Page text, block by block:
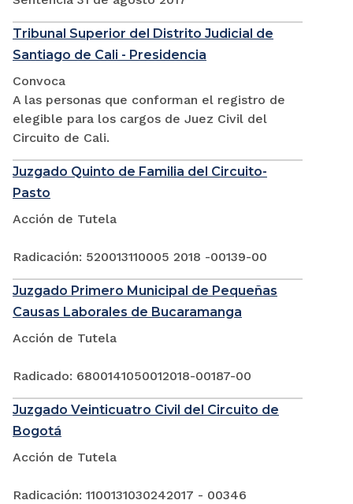
Tribunal Superior del Distrito Judicial de
Santiago de Cali - Presidencia
Convoca
A las personas que conforman el registro de
elegible para los cargos de Juez Civil del
Circuito de Cali.
Juzgado Quinto de Familia del Circuito-
Pasto
Acción de Tutela
Radicación: 520013110005 2018 -00139-00
Juzgado Primero Municipal de Pequeñas
Causas Laborales de Bucaramanga
Acción de Tutela
Radicado: 6800141050012018-00187-00
Juzgado Veinticuatro Civil del Circuito de
Bogotá
Acción de Tutela
Radicación: 1100131030242017 - 00346